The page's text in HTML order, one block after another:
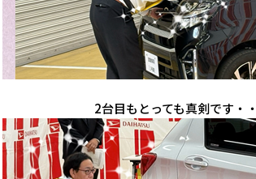
2台目もとっても真剣です・